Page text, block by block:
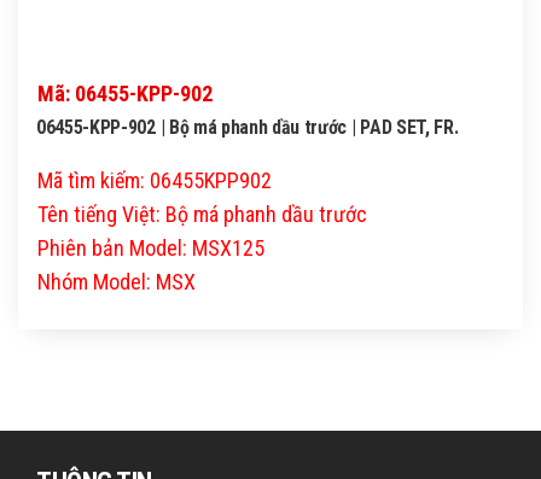
Mã: 06455-KPP-902
06455-KPP-902 | Bộ má phanh dầu trước | PAD SET, FR.
Mã tìm kiếm: 06455KPP902
Tên tiếng Việt: Bộ má phanh dầu trước
Phiên bản Model: MSX125
Nhóm Model: MSX